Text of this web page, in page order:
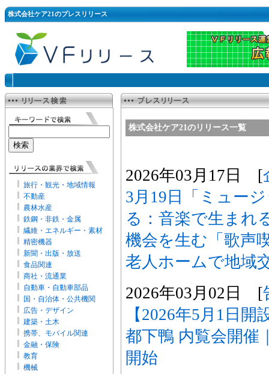
株式会社ケア21のプレスリリース
旅行・観光・地域情報
不動産
農林水産
鉄鋼・非鉄・金属
繊維・エネルギー・素材
精密機器
新聞・出版・放送
食品関連
商社・流通業
自動車・自動車部品
国・自治体・公共機関
広告・デザイン
建築・土木
携帯、モバイル関連
金融・保険
教育
機械
株式会社ケア21のリリース一覧
2026年03月17日 [
3月19日「ミュー
る：音楽で生まれ
機会を生む「歌声
老人ホームで地域
2026年03月02日 [
【2026年5月1日
都下鴨 内覧会開催
開始